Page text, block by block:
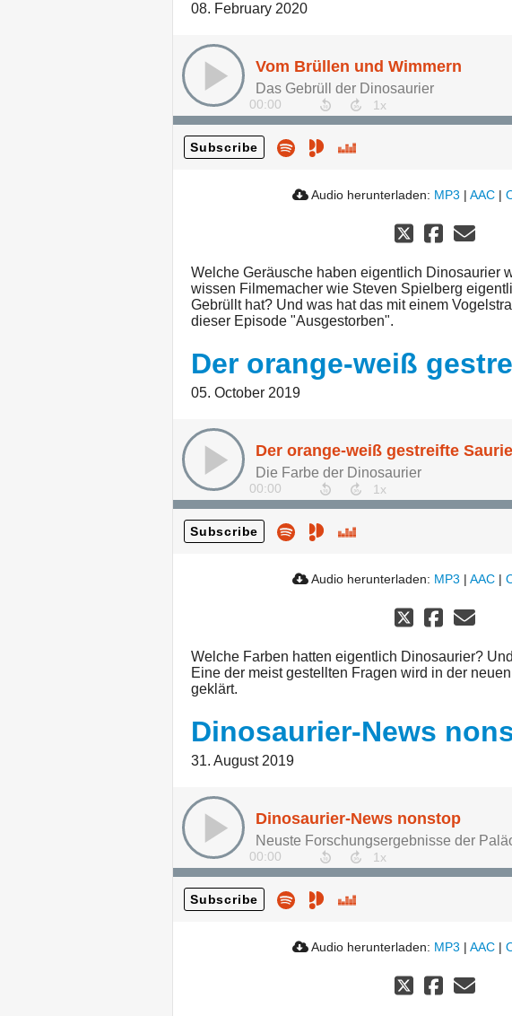
08. February 2020
Vom Brüllen und Wimmern
Das Gebrüll der Dinosaurier
00:00
Subscribe
Audio herunterladen: MP3 | AAC |
Welche Geräusche haben eigentlich Dinosaurier
wissen Filmemacher wie Steven Spielberg
Gebrüllt hat? Und was hat das mit einem
dieser Episode "Ausgestorben".
Der orange-weiß
05. October 2019
Der orange-weiß gestreifte
Die Farbe der Dinosaurier
00:00
Subscribe
Audio herunterladen: MP3 | AAC |
Welche Farben hatten eigentlich Dinosaurier?
Eine der meist gestellten Fragen wird in der
geklärt.
Dinosaurier-News
31. August 2019
Dinosaurier-News nonstop
Neuste Forschungsergebnisse der
00:00
Subscribe
Audio herunterladen: MP3 | AAC |